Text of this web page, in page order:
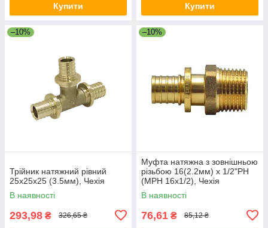
Купити Купити
–10%
Трійник натяжний рівний
25х25х25 (3.5мм), Чехія
В наявності
293,98 ₴ 326,65 ₴
–10%
Муфта натяжна з зовнішньою
різьбою 16(2.2мм) x 1/2"РН
(МРН 16х1/2), Чехія
В наявності
76,61 ₴ 85,12 ₴